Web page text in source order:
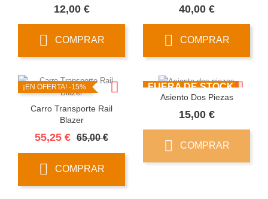
12,00 €Precio
COMPRAR
40,00 €Precio
COMPRAR
¡EN OFERTA! -15%
Carro Transporte Rail
Blazer
55,25 € Precio
65,00 €Precio
COMPRAR
FUERA DE STOCK
Asiento Dos Piezas
15,00 €Precio
COMPRAR